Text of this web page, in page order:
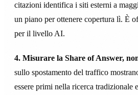
citazioni identifica i siti esterni a
un piano per ottenere copertura lì. È
per il livello AI.
4. Misurare la Share of Answer,
sullo spostamento del traffico
essere primi nella ricerca tradizionale